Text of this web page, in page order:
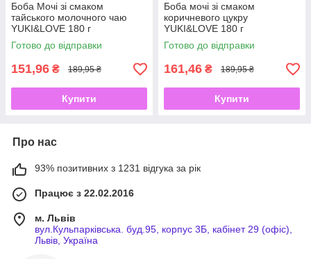
Боба Мочі зі смаком
тайського молочного чаю
YUKI&LOVE 180 г
Готово до відправки
151,96 ₴ 189,95 ₴
Купити
Боба мочі зі смаком
коричневого цукру
YUKI&LOVE 180 г
Готово до відправки
161,46 ₴ 189,95 ₴
Купити
Про нас
93% позитивних з 1231 відгука за рік
Працює з 22.02.2016
м. Львів
вул.Кульпарківська. буд.95, корпус 3Б, кабінет 29 (офіс),
Львів, Україна